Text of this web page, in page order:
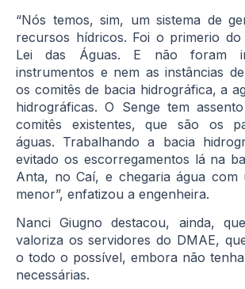
“Nós temos, sim, um sistema de
recursos hídricos. Foi o primerio
Lei das Águas. E não foram
instrumentos e nem as instâncias
os comitês de bacia hidrográfica, a
hidrográficas. O Senge tem
comitês existentes, que são os
águas. Trabalhando a bacia
evitado os escorregamentos lá na
Anta, no Caí, e chegaria água com
menor”, enfatizou a engenheira.
Nanci Giugno destacou, ainda,
valoriza os servidores do DMAE,
o todo o possível, embora não
necessárias.